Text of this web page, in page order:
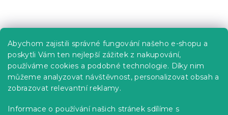
Abychom zajistili správné fungování našeho e-shopu a
poskytli Vám ten nejlepší zážitek z nakupování,
používáme cookies a podobné technologie. Díky nim
můžeme analyzovat návštěvnost, personalizovat obsah a
zobrazovat relevantní reklamy.
Informace o používání našich stránek sdílíme s
Kariéra
Poptávky a B2B spolupráce
Proč se u nás registrovat?
Věrnostní program - Sleva až 10 %